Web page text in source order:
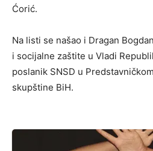
Ćorić.
Na listi se našao i Dragan
i socijalne zaštite u Vladi
poslanik SNSD u
skupštine BiH.